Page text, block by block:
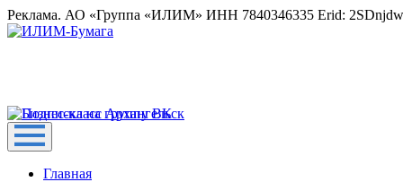
Реклама. АО «Группа «ИЛИМ» ИНН 7840346335 Erid:
Главная